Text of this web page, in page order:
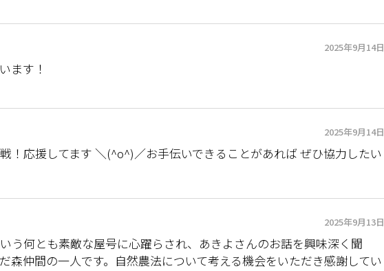
2025年9月14日
ます！
2025年9月14日
！応援してます ＼(^o^)／お手伝いできることがあれば ぜひ協力したい
2025年9月13日
う何とも素敵な屋号に心躍らされ、あきよさんのお話を興味深く聞
森仲間の一人です。自然農法について考える機会をいただき感謝してい